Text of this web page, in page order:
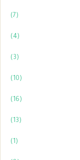
(7)
(4)
(3)
(10)
(16)
(13)
(1)